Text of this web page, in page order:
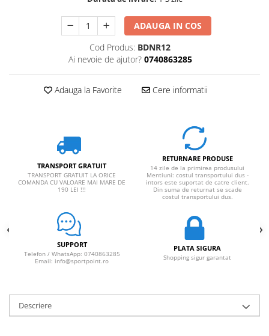
ADAUGA IN COS
Cod Produs: BDNR12
Ai nevoie de ajutor? 0740863285
Adauga la Favorite Cere informatii
TRANSPORT GRATUIT
TRANSPORT GRATUIT LA ORICE
COMANDA CU VALOARE MAI MARE DE
190 LEI !!!
RETURNARE PRODUSE
14 zile de la primirea produsului
Mentiuni: costul transportului dus -
intors este suportat de catre client.
Din suma de returnat se scade
costul transportului dus.
SUPPORT
Telefon / WhatsApp: 0740863285
Email: info@sportpoint.ro
PLATA SIGURA
Shopping sigur garantat
Descriere